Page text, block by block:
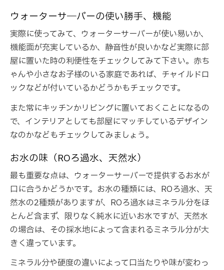
ウォーターサ―バーの使い勝手、機能
実際に使ってみて、ウォーターサーバーが使い易いか、
機能面が充実しているか、静音性が良いかなど実際に部
屋に置いた時の利便性をチェックしてみて下さい。赤ち
ゃんや小さなお子様のいる家庭であれば、チャイルドロ
ックなどが付いているかどうかもチェックです。
また常にキッチンかリビングに置いておくことになるの
で、インテリアとしても部屋にマッチしているデザイン
なのかなどもチェックしてみましょう。
お水の味（ROろ過水、天然水）
最も重要な点は、ウォーターサーバーで提供するお水が
口に合うかどうかです。お水の種類には、ROろ過水、天
然水の2種類がありますが、ROろ過水はミネラル分をほ
とんど含まず、限りなく純水に近いお水ですが、天然水
の場合は、その採水地によって含まれるミネラル分が大
きく違っています。
ミネラル分や硬度の違いによって口当たりや味が変わっ